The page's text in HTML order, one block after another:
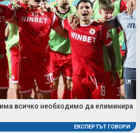
всичко необходимо да елиминира
ЕКСПЕРТЪТ ГОВОРИ